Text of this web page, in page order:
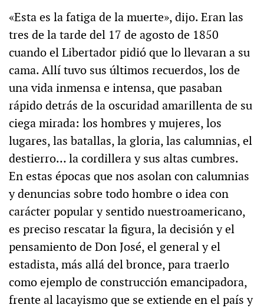
«Esta es la fatiga de la muerte», dijo. Eran las
tres de la tarde del 17 de agosto de 1850
cuando el Libertador pidió que lo llevaran a su
cama. Allí tuvo sus últimos recuerdos, los de
una vida inmensa e intensa, que pasaban
rápido detrás de la oscuridad amarillenta de su
ciega mirada: los hombres y mujeres, los
lugares, las batallas, la gloria, las calumnias, el
destierro… la cordillera y sus altas cumbres.
En estas épocas que nos asolan con calumnias
y denuncias sobre todo hombre o idea con
carácter popular y sentido nuestroamericano,
es preciso rescatar la figura, la decisión y el
pensamiento de Don José, el general y el
estadista, más allá del bronce, para traerlo
como ejemplo de construcción emancipadora,
frente al lacayismo que se extiende en el país y